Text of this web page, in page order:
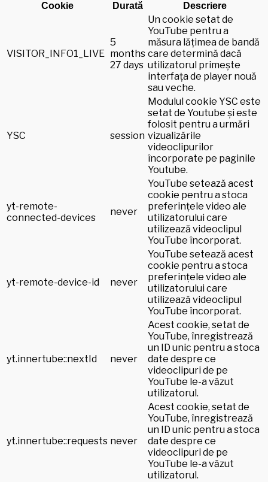
Cookie Durată Descriere
VISITOR_INFO1_LIVE
5
months
27 days
Un cookie setat de
YouTube pentru a
măsura lățimea de bandă
care determină dacă
utilizatorul primește
interfața de player nouă
sau veche.
YSC session
Modulul cookie YSC este
setat de Youtube și este
folosit pentru a urmări
vizualizările
videoclipurilor
încorporate pe paginile
Youtube.
yt-remote-
connected-devices
never
YouTube setează acest
cookie pentru a stoca
preferințele video ale
utilizatorului care
utilizează videoclipul
YouTube încorporat.
yt-remote-device-id never
YouTube setează acest
cookie pentru a stoca
preferințele video ale
utilizatorului care
utilizează videoclipul
YouTube încorporat.
yt.innertube::nextId never
Acest cookie, setat de
YouTube, înregistrează
un ID unic pentru a stoca
date despre ce
videoclipuri de pe
YouTube le-a văzut
utilizatorul.
yt.innertube::requests never
Acest cookie, setat de
YouTube, înregistrează
un ID unic pentru a stoca
date despre ce
videoclipuri de pe
YouTube le-a văzut
utilizatorul.